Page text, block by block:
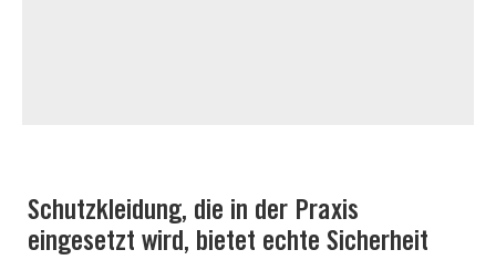
Schutzkleidung, die in der Praxis
eingesetzt wird, bietet echte Sicherheit